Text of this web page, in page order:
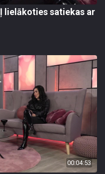
lielākoties satiekas ar
00:04:53